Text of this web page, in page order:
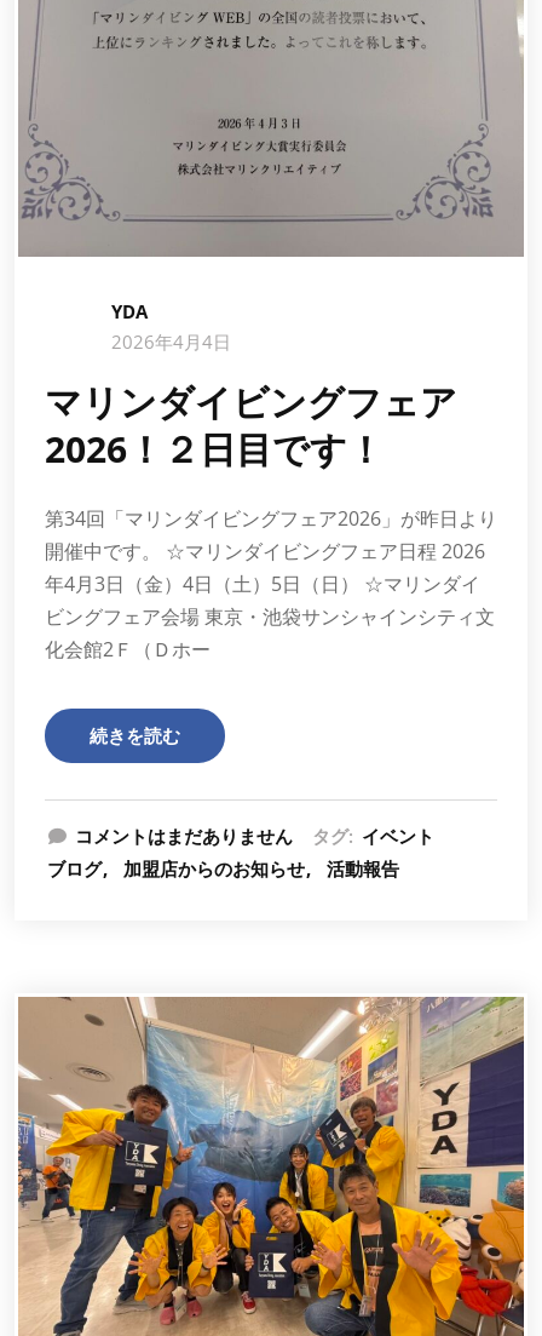
YDA
2026年4月4日
マリンダイビングフェア
2026！２日目です！
第34回「マリンダイビングフェア2026」が昨日より
開催中です。 ☆マリンダイビングフェア日程 2026
年4月3日（金）4日（土）5日（日） ☆マリンダイ
ビングフェア会場 東京・池袋サンシャインシティ文
化会館2Ｆ（Ｄホー
続きを読む
コメントはまだありません タグ: イベント
ブログ
加盟店からのお知らせ 活動報告